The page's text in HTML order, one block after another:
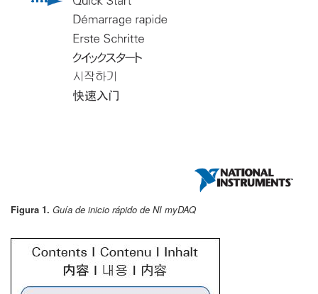
Figura 1. Guía de inicio rápido de NI myDAQ